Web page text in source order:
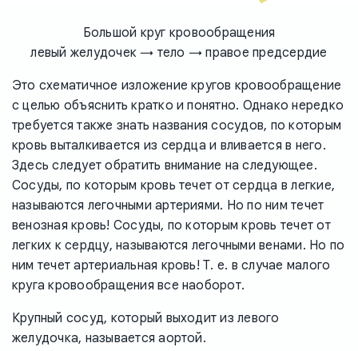
Большой круг кровообращения
левый желудочек → тело → правое предсердие
Это схематичное изложение кругов кровообращение
с целью объяснить кратко и понятно. Однако нередко
требуется также знать названия сосудов, по которым
кровь выталкивается из сердца и вливается в него.
Здесь следует обратить внимание на следующее.
Сосуды, по которым кровь течет от сердца в легкие,
называются легочными артериями. Но по ним течет
венозная кровь! Сосуды, по которым кровь течет от
легких к сердцу, называются легочными венами. Но по
ним течет артериальная кровь! Т. е. в случае малого
круга кровообращения все наоборот.
Крупный сосуд, который выходит из левого
желудочка, называется аортой.